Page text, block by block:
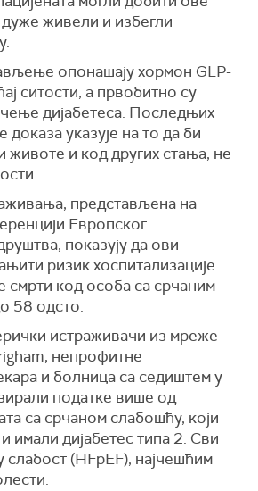
живели и избегли
опонашају хормон GLP-
ситости, а првобитно су
дијабетеса. Последњих
доказа указује на то да би
животе и код других стања, не
представљена на
Европског
показују да ови
ризик хоспитализације
смрти код особа са срчаним
58 одсто.
истраживачи из мреже
непрофитне
и болница са седиштем у
податке више од
са срчаном слабошћу, који
имали дијабетес типа 2. Сви
слабост (HFpEF), најчешћим